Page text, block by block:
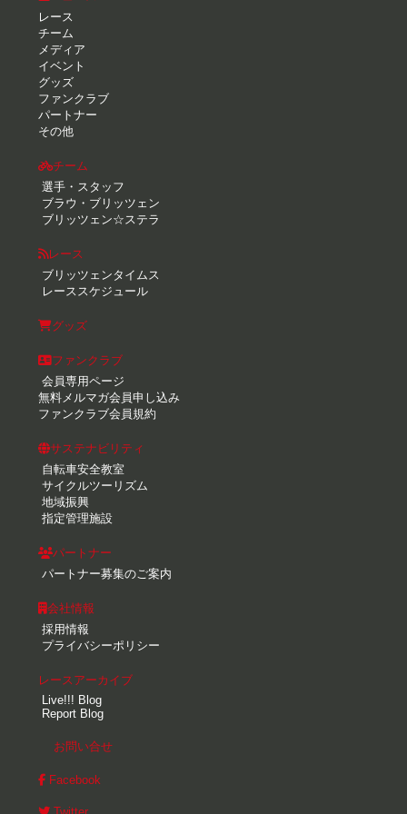
レース
チーム
メディア
イベント
グッズ
ファンクラブ
パートナー
その他
チーム
選手・スタッフ
ブラウ・ブリッツェン
ブリッツェン☆ステラ
レース
ブリッツェンタイムス
レーススケジュール
グッズ
ファンクラブ
会員専用ページ
無料メルマガ会員申し込み
ファンクラブ会員規約
サステナビリティ
自転車安全教室
サイクルツーリズム
地域振興
指定管理施設
パートナー
パートナー募集のご案内
会社情報
採用情報
プライバシーポリシー
レースアーカイブ
Live!!! Blog
Report Blog
お問い合せ
Facebook